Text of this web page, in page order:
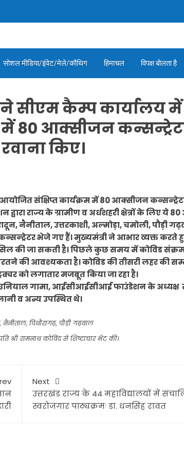
सोशल मीडिया/इंवेट/मेले/कौथिग हिमाचल विपक्ष बोलता है
सीएम कैम्प कार्यालय में
में 80 आक्सीजन
किए।
संक्षिप्त कार्यक्रम में 80 आक्सीजन
राज्य के ग्रामीण व अर्धशहरी क्षेत्रों के लिए ये
नैनीताल, उत्तरकाशी, अल्मोड़ा, चमोली, पौड़ी
भेजे गए हैं। मुख्यमंत्री ने आभार व्यक्त करते
की जा सकती है। पिछले कुछ समय में कोविड
की आवश्यकता है। कोविड की तीसरी लहर की
को लगातार मजबूत किया जा रहा है।
गामा, आईसीआईसीआई फाउंडेशन के अध्यक्ष
व अन्य उपस्थित थे।
, नैनीताल, पिथौरागढ़, पौड़ी गढ़वाल
श्री रामनाथ कोविंद से शिष्टाचार भेंट की।
Next
उत्तरखंड राज्य के 44 महाविद्यालयों में
स्वरोजगार पाठ्यक्रमः डा. धनसिंह रावत